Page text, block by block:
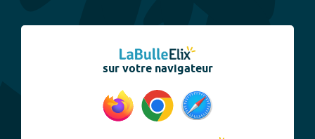
sur votre navigateur